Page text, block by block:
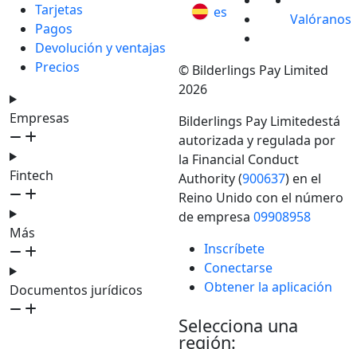
Tarjetas
Pagos
Devolución y ventajas
Precios
Empresas
Fintech
Más
Documentos jurídicos
es Valóranos
© Bilderlings Pay Limited
2026
Bilderlings Pay Limitedestá
autorizada y regulada por
la Financial Conduct
Authority (900637) en el
Reino Unido con el número
de empresa 09908958
Inscríbete
Conectarse
Obtener la aplicación
Selecciona una
región: